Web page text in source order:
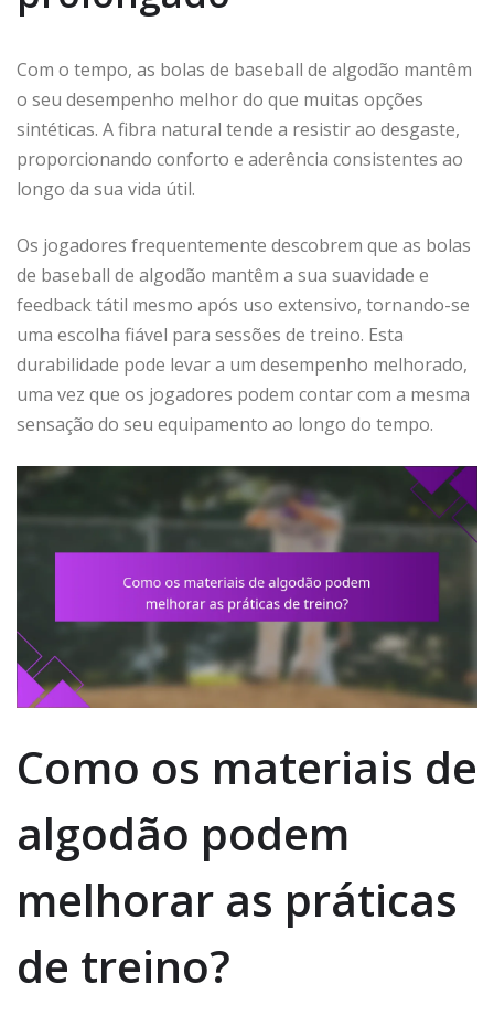
Com o tempo, as bolas de baseball de algodão mantêm
o seu desempenho melhor do que muitas opções
sintéticas. A fibra natural tende a resistir ao desgaste,
proporcionando conforto e aderência consistentes ao
longo da sua vida útil.
Os jogadores frequentemente descobrem que as bolas
de baseball de algodão mantêm a sua suavidade e
feedback tátil mesmo após uso extensivo, tornando-se
uma escolha fiável para sessões de treino. Esta
durabilidade pode levar a um desempenho melhorado,
uma vez que os jogadores podem contar com a mesma
sensação do seu equipamento ao longo do tempo.
Como os materiais de
algodão podem
melhorar as práticas
de treino?